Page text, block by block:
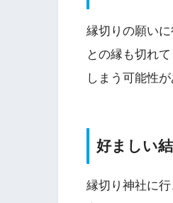
縁切りの願い
との縁も切れ
しまう可能性
好ましい
縁切り神社に